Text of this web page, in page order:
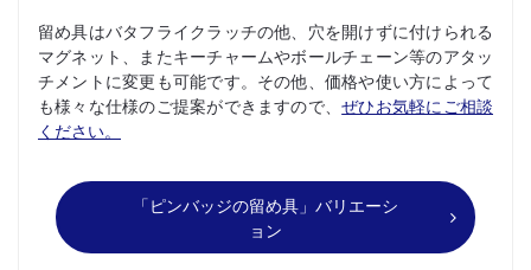
留め具はバタフライクラッチの他、穴を開けずに付けられる
マグネット、またキーチャームやボールチェーン等のアタッ
チメントに変更も可能です。その他、価格や使い方によって
も様々な仕様のご提案ができますので、ぜひお気軽にご相談
ください。
「ピンバッジの留め具」バリエーシ
ョン